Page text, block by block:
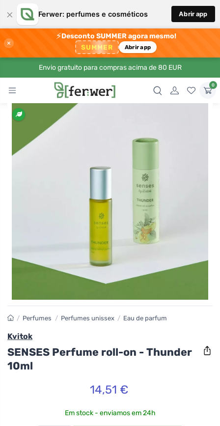
× Ferwer: perfumes e cosméticos Abrir app
×
⚡Desconto SUMMER agora mesmo!
SUMMER Abrir app
Envio gratuito para compras acima de 80 EUR
0
/ Perfumes / Perfumes unissex / Eau de parfum
Kvitok
SENSES Perfume roll-on - Thunder
10ml
14,51 €
Em stock - enviamos em 24h